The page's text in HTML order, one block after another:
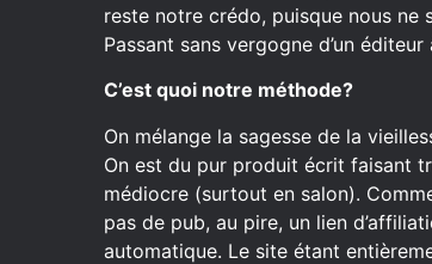
reste notre crédo, puisque nous ne
Passant sans vergogne d’un éditeur
C’est quoi notre méthode?
On mélange la sagesse de la
On est du pur produit écrit faisant
médiocre (surtout en salon).
pas de pub, au pire, un lien
automatique. Le site étant